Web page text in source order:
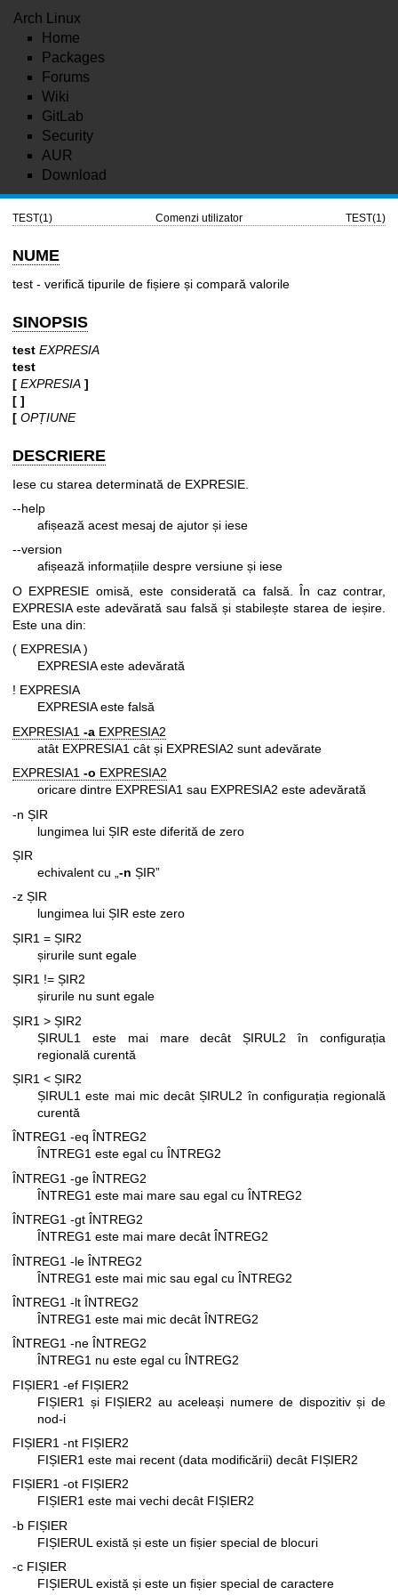
Arch Linux
Home
Packages
Forums
Wiki
GitLab
Security
AUR
Download
TEST(1) Comenzi utilizator TEST(1)
NUME
test - verifică tipurile de fișiere și compară valorile
SINOPSIS
test EXPRESIA
test
[ EXPRESIA ]
[ ]
[ OPȚIUNE
DESCRIERE
Iese cu starea determinată de EXPRESIE.
--help
afișează acest mesaj de ajutor și iese
--version
afișează informațiile despre versiune și iese
O EXPRESIE omisă, este considerată ca falsă. În caz contrar,
EXPRESIA este adevărată sau falsă și stabilește starea de ieșire.
Este una din:
( EXPRESIA )
EXPRESIA este adevărată
! EXPRESIA
EXPRESIA este falsă
EXPRESIA1 -a EXPRESIA2
atât EXPRESIA1 cât și EXPRESIA2 sunt adevărate
EXPRESIA1 -o EXPRESIA2
oricare dintre EXPRESIA1 sau EXPRESIA2 este adevărată
-n ȘIR
lungimea lui ȘIR este diferită de zero
ȘIR
echivalent cu „ -n ȘIR”
-z ȘIR
lungimea lui ȘIR este zero
ȘIR1 = ȘIR2
șirurile sunt egale
ȘIR1 != ȘIR2
șirurile nu sunt egale
ȘIR1 > ȘIR2
ȘIRUL1 este mai mare decât ȘIRUL2 în configurația
regională curentă
ȘIR1 < ȘIR2
ȘIRUL1 este mai mic decât ȘIRUL2 în configurația regională
curentă
ÎNTREG1 -eq ÎNTREG2
ÎNTREG1 este egal cu ÎNTREG2
ÎNTREG1 -ge ÎNTREG2
ÎNTREG1 este mai mare sau egal cu ÎNTREG2
ÎNTREG1 -gt ÎNTREG2
ÎNTREG1 este mai mare decât ÎNTREG2
ÎNTREG1 -le ÎNTREG2
ÎNTREG1 este mai mic sau egal cu ÎNTREG2
ÎNTREG1 -lt ÎNTREG2
ÎNTREG1 este mai mic decât ÎNTREG2
ÎNTREG1 -ne ÎNTREG2
ÎNTREG1 nu este egal cu ÎNTREG2
FIȘIER1 -ef FIȘIER2
FIȘIER1 și FIȘIER2 au aceleași numere de dispozitiv și de
nod-i
FIȘIER1 -nt FIȘIER2
FIȘIER1 este mai recent (data modificării) decât FIȘIER2
FIȘIER1 -ot FIȘIER2
FIȘIER1 este mai vechi decât FIȘIER2
-b FIȘIER
FIȘIERUL există și este un fișier special de blocuri
-c FIȘIER
FIȘIERUL există și este un fișier special de caractere